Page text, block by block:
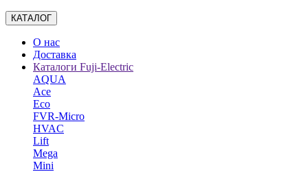
КАТАЛОГ
О нас
Доставка
Каталоги Fuji-Electric
AQUA
Ace
Eco
FVR-Micro
HVAC
Lift
Mega
Mini